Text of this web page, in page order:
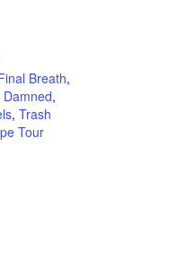
Breath,
,
, Trash
Tour